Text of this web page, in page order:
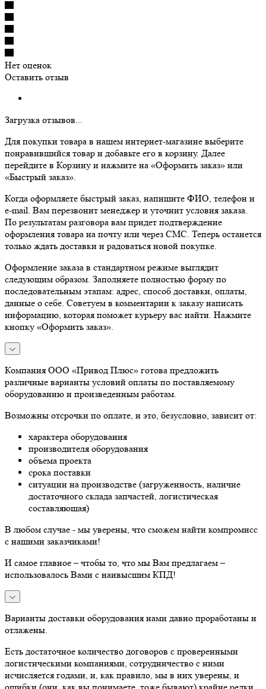
Нет оценок
Оставить отзыв
Загрузка отзывов...
Для покупки товара в нашем интернет-магазине выберите
понравившийся товар и добавьте его в корзину. Далее
перейдите в Корзину и нажмите на «Оформить заказ» или
«Быстрый заказ».
Когда оформляете быстрый заказ, напишите ФИО, телефон и
e-mail. Вам перезвонит менеджер и уточнит условия заказа.
По результатам разговора вам придет подтверждение
оформления товара на почту или через СМС. Теперь останется
только ждать доставки и радоваться новой покупке.
Оформление заказа в стандартном режиме выглядит
следующим образом. Заполняете полностью форму по
последовательным этапам: адрес, способ доставки, оплаты,
данные о себе. Советуем в комментарии к заказу написать
информацию, которая поможет курьеру вас найти. Нажмите
кнопку «Оформить заказ».
Компания ООО «Привод Плюс» готова предложить
различные варианты условий оплаты по поставляемому
оборудованию и произведенным работам.
Возможны отсрочки по оплате, и это, безусловно, зависит от:
характера оборудования
производителя оборудования
объема проекта
срока поставки
ситуации на производстве (загруженность, наличие
достаточного склада запчастей, логистическая
составляющая)
В любом случае - мы уверены, что сможем найти компромисс
с нашими заказчиками!
И самое главное – чтобы то, что мы Вам предлагаем –
использовалось Вами с наивысшим КПД!
Варианты доставки оборудования нами давно проработаны и
отлажены.
Есть достаточное количество договоров с проверенными
логистическими компаниями, сотрудничество с ними
исчисляется годами, и, как правило, мы в них уверены, и